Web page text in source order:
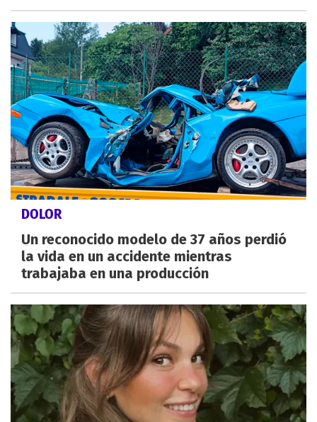
DOLOR
Un reconocido modelo de 37 años perdió
la vida en un accidente mientras
trabajaba en una producción